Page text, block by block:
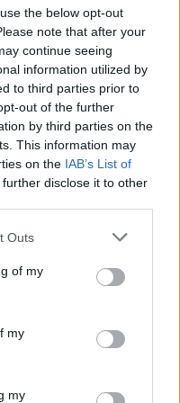
the below opt-out
note that after your
continue seeing
information utilized by
to third parties prior to
out of the further
by third parties on the
This information may
on the IAB’s List of
disclose it to other
Outs
of my
my
my
ακυρώθηκε - Βίντεο
Δράσης Ελλάδας –
καρύδας
οι συνομιλίες με